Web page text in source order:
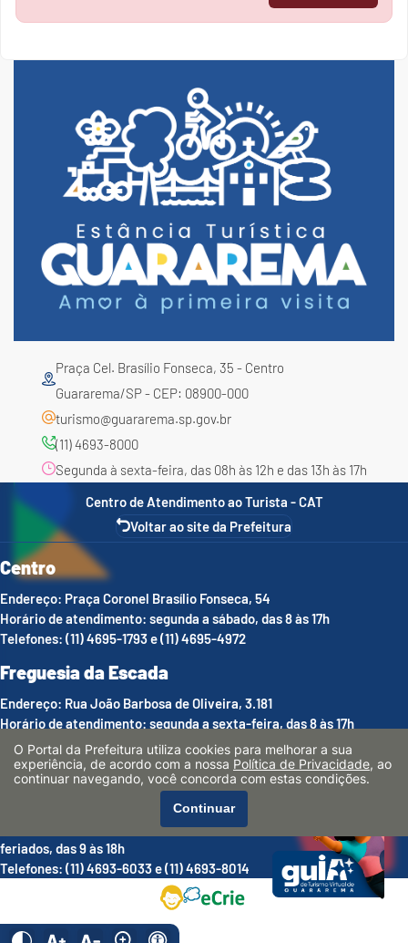
Praça Cel. Brasílio Fonseca, 35 - Centro
Guararema/SP - CEP: 08900-000
turismo@guararema.sp.gov.br
(11) 4693-8000
Segunda à sexta-feira, das 08h às 12h e das 13h às 17h
Centro de Atendimento ao Turista - CAT
Voltar ao site da Prefeitura
Centro
Endereço: Praça Coronel Brasílio Fonseca, 54
Horário de atendimento: segunda a sábado, das 8 às 17h
Telefones: (11) 4695-1793 e (11) 4695-4972
Freguesia da Escada
Endereço: Rua João Barbosa de Oliveira, 3.181
Horário de atendimento: segunda a sexta-feira, das 8 às 17h
Telefones: (11) 4693-8013
Luís Carlos
Endereço: Estrada Municipal Argemiro de Souza Melo, 1.536
Horário de atendimento: sábados, domingos, feriados e pontes de
feriados, das 9 às 18h
Telefones: (11) 4693-6033 e (11) 4693-8014
O Portal da Prefeitura utiliza cookies para melhorar a sua
experiência, de acordo com a nossa Política de Privacidade, ao
continuar navegando, você concorda com estas condições.
Continuar